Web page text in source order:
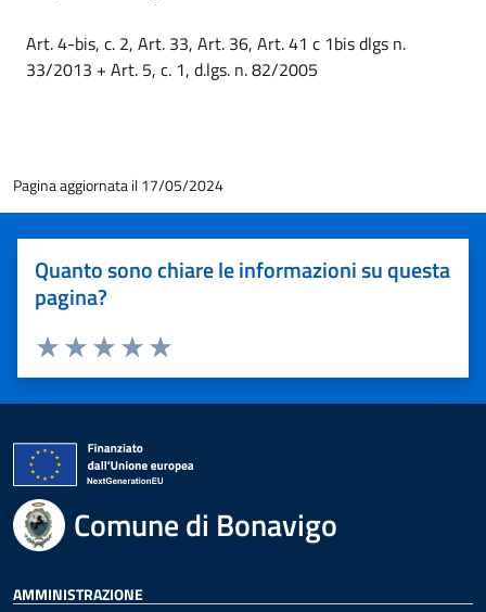
Art. 4-bis, c. 2, Art. 33, Art. 36, Art. 41 c 1bis dlgs n.
33/2013 + Art. 5, c. 1, d.lgs. n. 82/2005
Pagina aggiornata il 17/05/2024
Quanto sono chiare le informazioni su questa
pagina?
Valuta 5 stelle su 5
Valuta 4 stelle su 5
Valuta 3 stelle su 5
Valuta 2 stelle su 5
Valuta 1 stelle su 5
Comune di Bonavigo
AMMINISTRAZIONE